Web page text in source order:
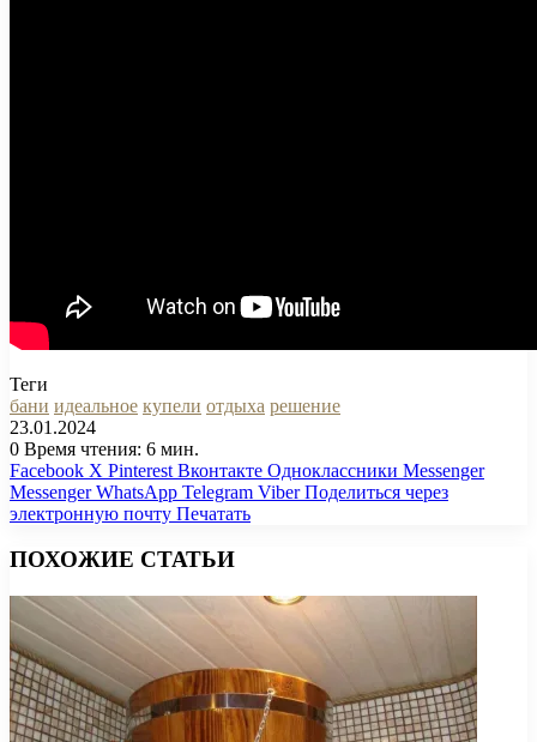
Теги
бани идеальное купели отдыха решение
23.01.2024
0 Время чтения: 6 мин.
Facebook X Pinterest Вконтакте Одноклассники Messenger
Messenger WhatsApp Telegram Viber Поделиться через
электронную почту Печатать
ПОХОЖИЕ СТАТЬИ